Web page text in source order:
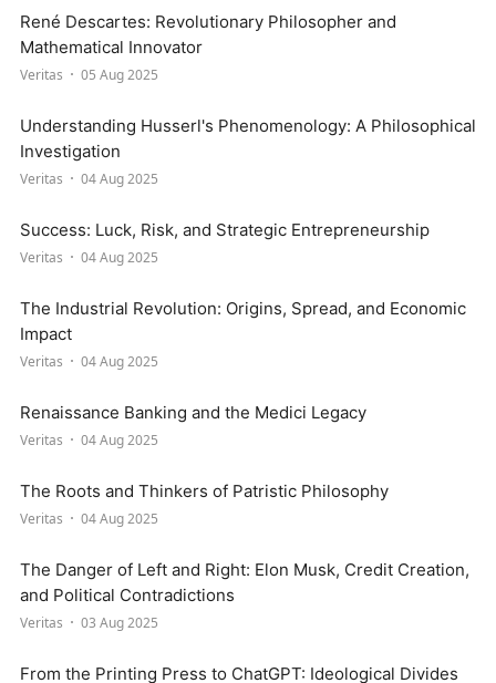
René Descartes: Revolutionary Philosopher and
Mathematical Innovator
Veritas 05 Aug 2025
Understanding Husserl's Phenomenology: A Philosophical
Investigation
Veritas 04 Aug 2025
Success: Luck, Risk, and Strategic Entrepreneurship
Veritas 04 Aug 2025
The Industrial Revolution: Origins, Spread, and Economic
Impact
Veritas 04 Aug 2025
Renaissance Banking and the Medici Legacy
Veritas 04 Aug 2025
The Roots and Thinkers of Patristic Philosophy
Veritas 04 Aug 2025
The Danger of Left and Right: Elon Musk, Credit Creation,
and Political Contradictions
Veritas 03 Aug 2025
From the Printing Press to ChatGPT: Ideological Divides